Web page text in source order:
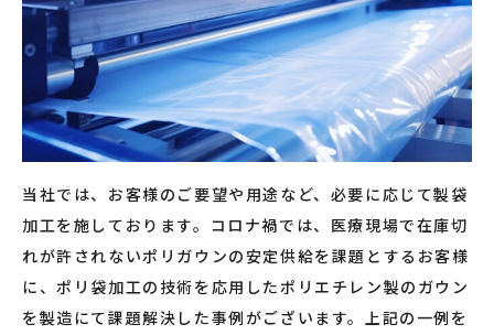
当社では、お客様のご要望や用途など、必要に応じて製袋
加工を施しております。コロナ禍では、医療現場で在庫切
れが許されないポリガウンの安定供給を課題とするお客様
に、ポリ袋加工の技術を応用したポリエチレン製のガウン
を製造にて課題解決した事例がございます。上記の一例を